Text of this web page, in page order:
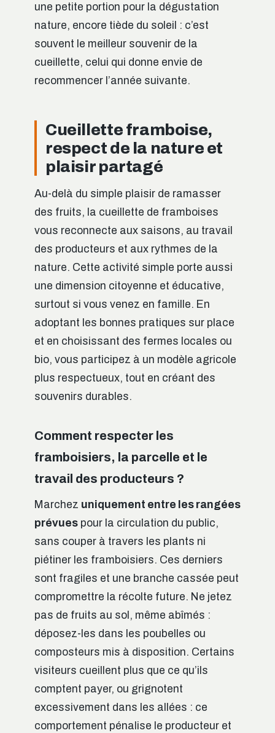
une petite portion pour la dégustation
nature, encore tiède du soleil : c’est
souvent le meilleur souvenir de la
cueillette, celui qui donne envie de
recommencer l’année suivante.
Cueillette framboise,
respect de la nature et
plaisir partagé
Au-delà du simple plaisir de ramasser
des fruits, la cueillette de framboises
vous reconnecte aux saisons, au travail
des producteurs et aux rythmes de la
nature. Cette activité simple porte aussi
une dimension citoyenne et éducative,
surtout si vous venez en famille. En
adoptant les bonnes pratiques sur place
et en choisissant des fermes locales ou
bio, vous participez à un modèle agricole
plus respectueux, tout en créant des
souvenirs durables.
Comment respecter les
framboisiers, la parcelle et le
travail des producteurs ?
Marchez uniquement entre les rangées
prévues pour la circulation du public,
sans couper à travers les plants ni
piétiner les framboisiers. Ces derniers
sont fragiles et une branche cassée peut
compromettre la récolte future. Ne jetez
pas de fruits au sol, même abîmés :
déposez-les dans les poubelles ou
composteurs mis à disposition. Certains
visiteurs cueillent plus que ce qu’ils
comptent payer, ou grignotent
excessivement dans les allées : ce
comportement pénalise le producteur et